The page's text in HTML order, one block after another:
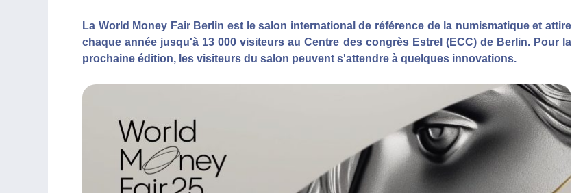
La World Money Fair Berlin est le salon international de référence de la numismatique et attire
chaque année jusqu'à 13 000 visiteurs au Centre des congrès Estrel (ECC) de Berlin. Pour la
prochaine édition, les visiteurs du salon peuvent s'attendre à quelques innovations.